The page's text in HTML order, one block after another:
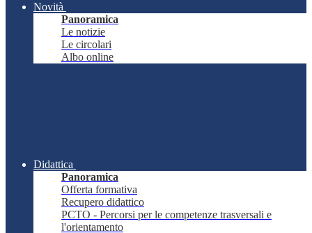
Novità
Panoramica
Le notizie
Le circolari
Albo online
Didattica
Panoramica
Offerta formativa
Recupero didattico
PCTO - Percorsi per le competenze trasversali e
l'orientamento